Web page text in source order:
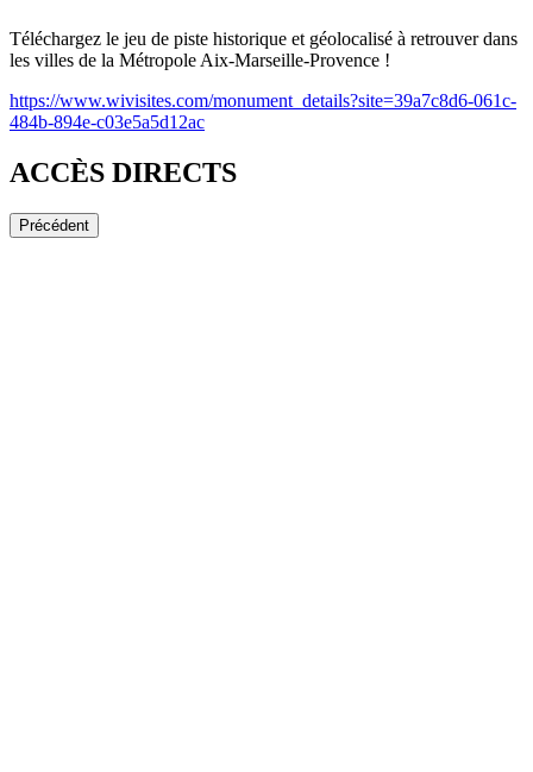
Téléchargez le jeu de piste historique et géolocalisé à retrouver dans
les villes de la Métropole Aix-Marseille-Provence !
https://www.wivisites.com/monument_details?site=39a7c8d6-061c-
484b-894e-c03e5a5d12ac
ACCÈS DIRECTS
Précédent